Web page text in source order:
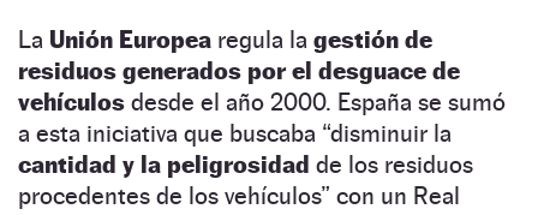
La Unión Europea regula la gestión de
residuos generados por el desguace de
vehículos desde el año 2000. España se sumó
a esta iniciativa que buscaba “disminuir la
cantidad y la peligrosidad de los residuos
procedentes de los vehículos” con un Real